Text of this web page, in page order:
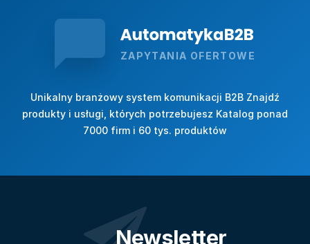
ZAPYTANIA OFERTOWE
Unikalny branżowy system komunikacji B2B Znajdź
produkty i usługi, których potrzebujesz Katalog ponad
7000 firm i 60 tys. produktów
Newsletter